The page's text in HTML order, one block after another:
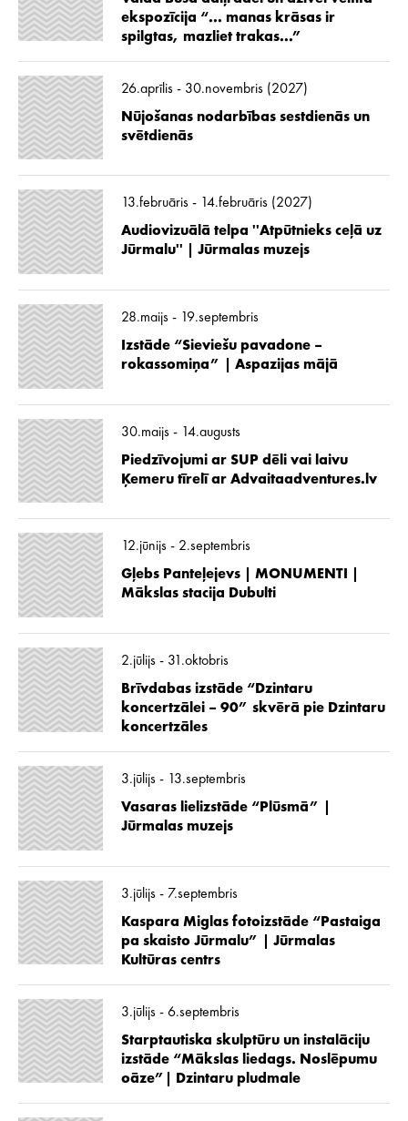
ekspozīcija “... manas krāsas ir
spilgtas, mazliet trakas...”
26.aprīlis - 30.novembris (2027)
Nūjošanas nodarbības sestdienās un
svētdienās
13.februāris - 14.februāris (2027)
Audiovizuālā telpa ''Atpūtnieks ceļā uz
Jūrmalu'' | Jūrmalas muzejs
28.maijs - 19.septembris
Izstāde “Sieviešu pavadone –
rokassomiņa” | Aspazijas mājā
30.maijs - 14.augusts
Piedzīvojumi ar SUP dēli vai laivu
Ķemeru tīrelī ar Advaitaadventures.lv
12.jūnijs - 2.septembris
Gļebs Panteļejevs | MONUMENTI |
Mākslas stacija Dubulti
2.jūlijs - 31.oktobris
Brīvdabas izstāde “Dzintaru
koncertzālei – 90” skvērā pie Dzintaru
koncertzāles
3.jūlijs - 13.septembris
Vasaras lielizstāde “Plūsmā” |
Jūrmalas muzejs
3.jūlijs - 7.septembris
Kaspara Miglas fotoizstāde “Pastaiga
pa skaisto Jūrmalu” | Jūrmalas
Kultūras centrs
3.jūlijs - 6.septembris
Starptautiska skulptūru un instalāciju
izstāde “Mākslas liedags. Noslēpumu
oāze”| Dzintaru pludmale